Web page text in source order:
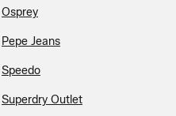
Osprey
Pepe Jeans
Speedo
Superdry Outlet